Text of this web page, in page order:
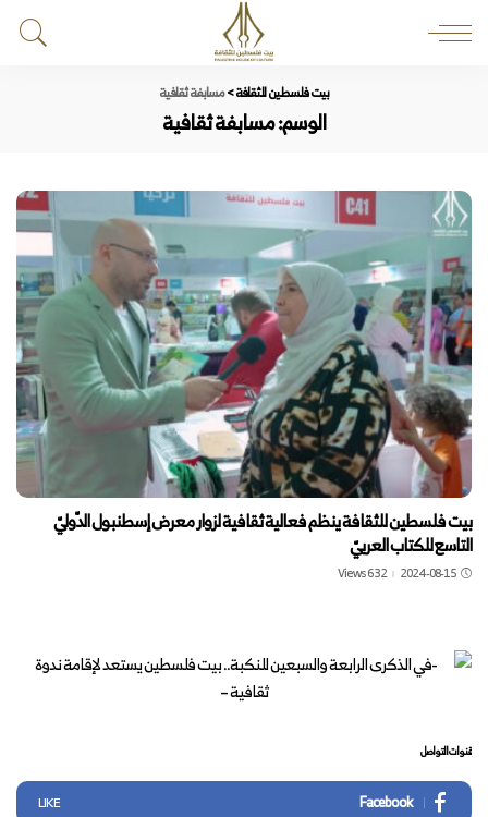
بيت فلسطين للثقافة>مسابفة ثقافية
الوسم:مسابفة ثقافية
بيت فلسطين للثقافة ينظم فعالية ثقافية لزوار معرض إسطنبول الدّوليّ
التاسع للكتاب العربيّ
2024-08-15
632 Views
قنوات التواصل
Facebook
LIKE